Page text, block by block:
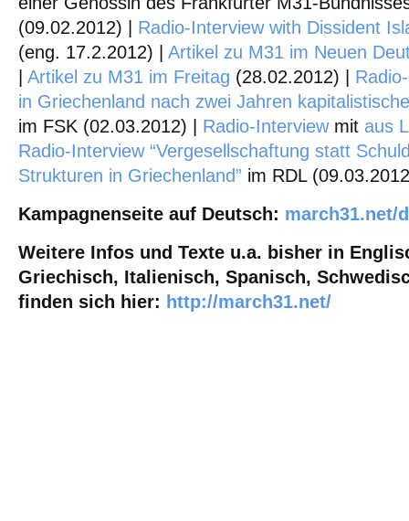
(09.02.2012) | Radio-Interview with Dissident
(eng. 17.2.2012) | Artikel zu M31 im Neuen
Artikel zu M31 im Freitag (28.02.2012) |
in Griechenland nach zwei Jahren
im FSK (02.03.2012) | Radio-Interviewmit aus
Radio-Interview “Vergesellschaftung statt
Strukturen in Griechenland” im RDL
Kampagnenseite auf Deutsch: march31.net/
Weitere Infos und Texte u.a. bisher in
Griechisch, Italienisch, Spanisch,
finden sich hier: http://march31.net/